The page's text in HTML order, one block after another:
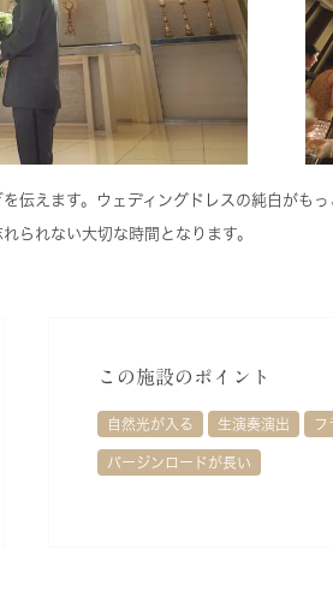
伝えます。ウェディングドレスの純白がも
られない大切な時間となります。
この施設のポイント
自然光が入る 生演奏演出 フ
バージンロードが長い